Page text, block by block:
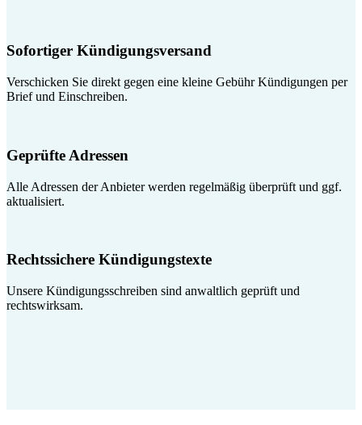
Sofortiger Kündigungsversand
Verschicken Sie direkt gegen eine kleine Gebühr Kündigungen per
Brief und Einschreiben.
Geprüfte Adressen
Alle Adressen der Anbieter werden regelmäßig überprüft und ggf.
aktualisiert.
Rechtssichere Kündigungstexte
Unsere Kündigungsschreiben sind anwaltlich geprüft und
rechtswirksam.